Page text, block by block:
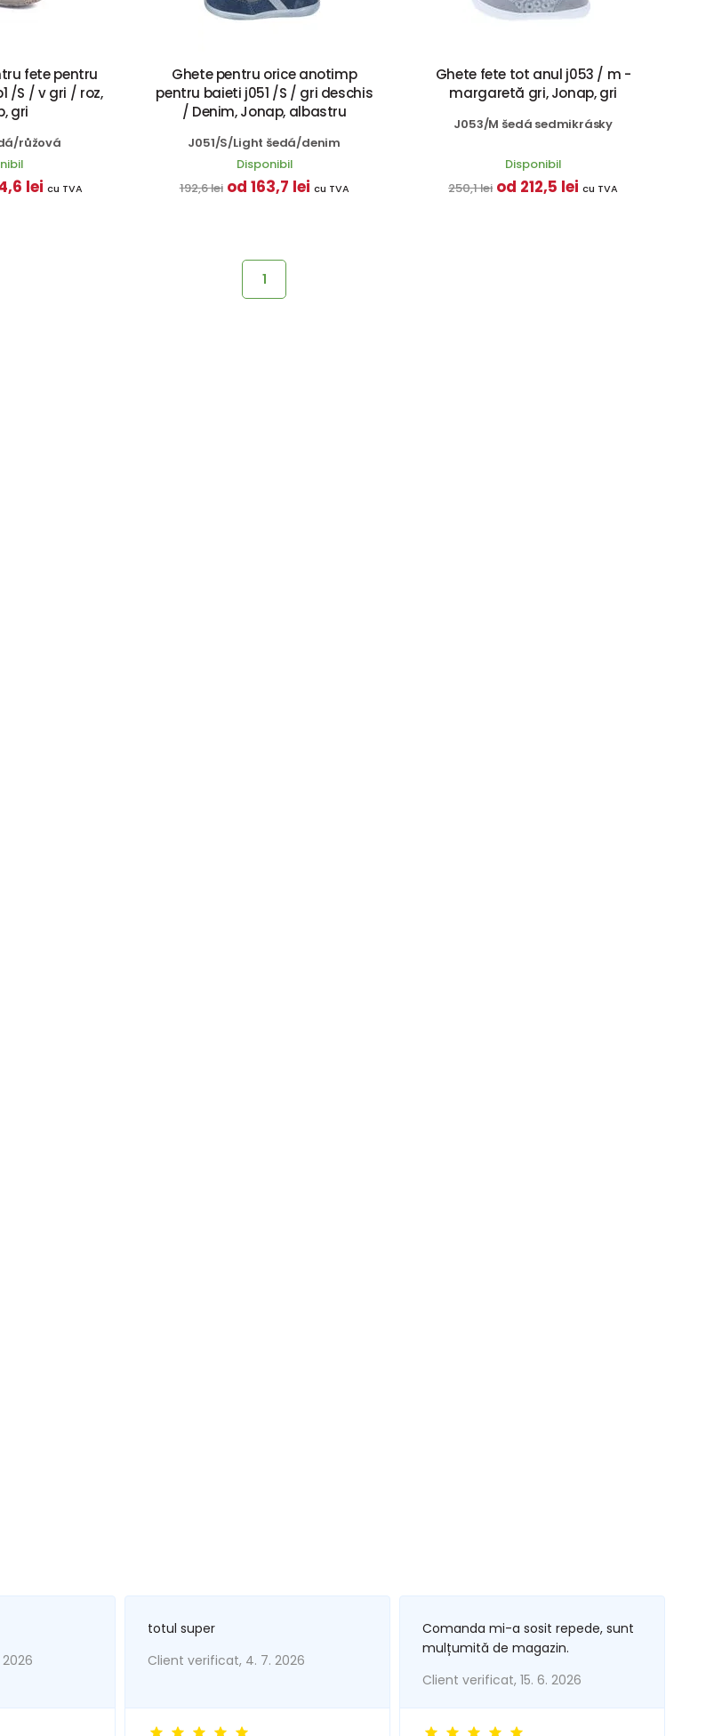
fete pentru
/S / v gri / roz,
gri
růžová
lei cu TVA
Ghete pentru orice anotimp
pentru baieti j051 /S / gri deschis
/ Denim, Jonap, albastru
J051/S/Light šedá/denim
Disponibil
192,6 lei od 163,7 lei cu TVA
Ghete fete tot anul j053 / m -
margaretă gri, Jonap, gri
J053/M šedá sedmikrásky
Disponibil
250,1 lei od 212,5 lei cu TVA
1
totul super
Client verificat, 4. 7. 2026
Comanda mi-a sosit repede, sunt
mulțumită de magazin.
Client verificat, 15. 6. 2026